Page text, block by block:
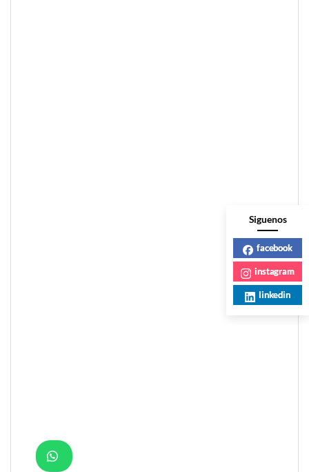
Siguenos
facebook
instagram
linkedin